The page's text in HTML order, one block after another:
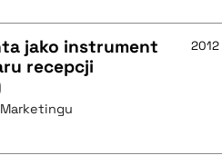
jako instrument
recepcji
2012